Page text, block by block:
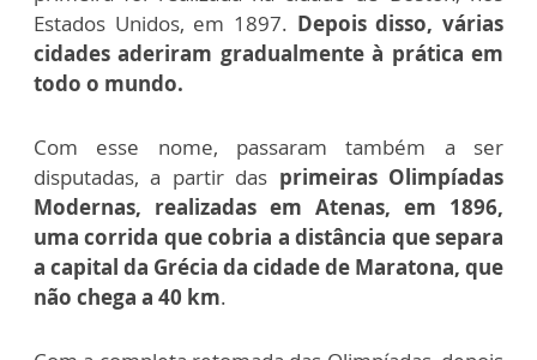
Estados Unidos, em 1897. Depois disso, várias
cidades aderiram gradualmente à prática em
todo o mundo.
Com esse nome, passaram também a ser
disputadas, a partir das primeiras Olimpíadas
Modernas, realizadas em Atenas, em 1896,
uma corrida que cobria a distância que separa
a capital da Grécia da cidade de Maratona, que
não chega a 40 km.